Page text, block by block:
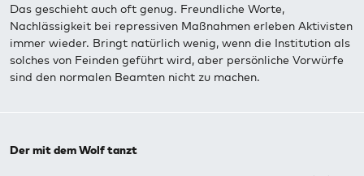
Das geschieht auch oft genug. Freundliche Worte,
Nachlässigkeit bei repressiven Maßnahmen erleben Aktivisten
immer wieder. Bringt natürlich wenig, wenn die Institution als
solches von Feinden geführt wird, aber persönliche Vorwürfe
sind den normalen Beamten nicht zu machen.
Der mit dem Wolf tanzt